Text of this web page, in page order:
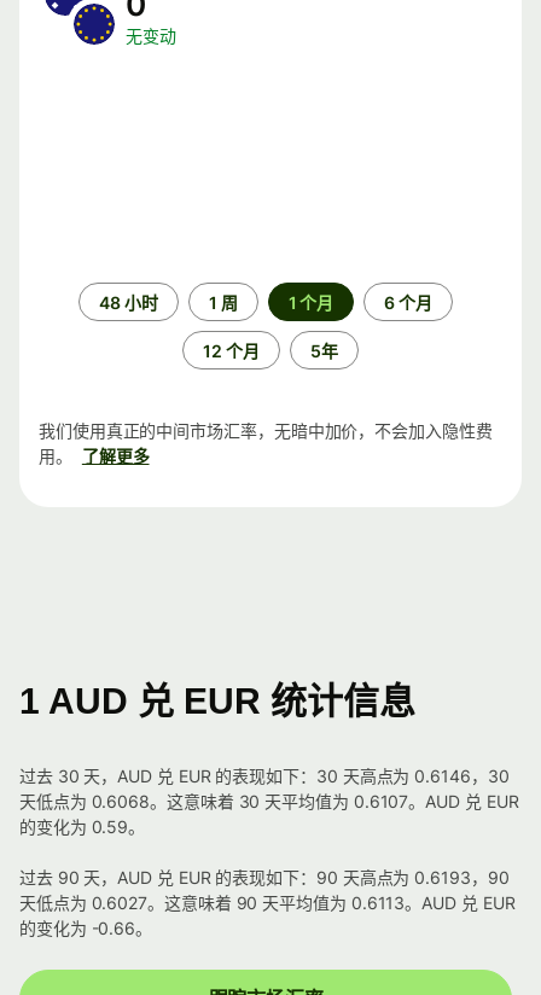
无变动
48 小时 1 周 1 个月 6 个月
12 个月 5年
我们使用真正的中间市场汇率，无暗中加价，不会加入隐性费
用。
了解更多
1 AUD 兑 EUR 统计信息
过去 30 天，AUD 兑 EUR 的表现如下：30 天高点为 0.6146，30
天低点为 0.6068。这意味着 30 天平均值为 0.6107。AUD 兑 EUR
的变化为 0.59。
过去 90 天，AUD 兑 EUR 的表现如下：90 天高点为 0.6193，90
天低点为 0.6027。这意味着 90 天平均值为 0.6113。AUD 兑 EUR
的变化为 -0.66。